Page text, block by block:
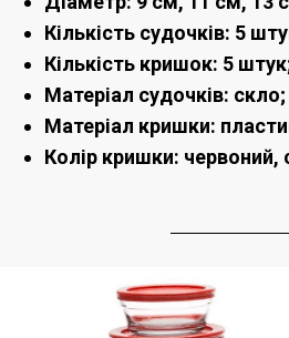
Кількість судочків: 5
Кількість кришок: 5
Матеріал судочків: скло;
Матеріал кришки:
Колір кришки: червоний,